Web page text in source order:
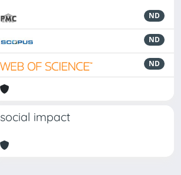
ND
ND
ND
social impact